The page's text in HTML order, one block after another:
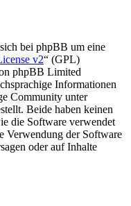
bei phpBB um eine
v2“ (GPL)
phpBB Limited
Informationen
Community unter
Beide haben keinen
die Software verwendet
Verwendung der Software
oder auf Inhalte